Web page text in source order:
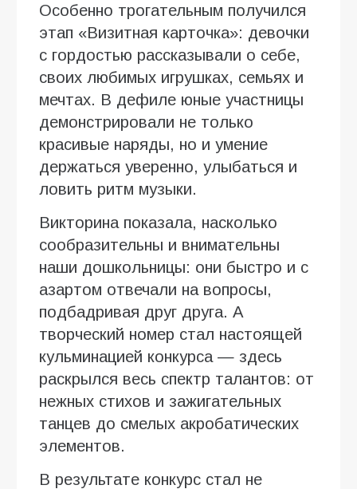
Особенно трогательным получился
этап «Визитная карточка»: девочки
с гордостью рассказывали о себе,
своих любимых игрушках, семьях и
мечтах. В дефиле юные участницы
демонстрировали не только
красивые наряды, но и умение
держаться уверенно, улыбаться и
ловить ритм музыки.
Викторина показала, насколько
сообразительны и внимательны
наши дошкольницы: они быстро и с
азартом отвечали на вопросы,
подбадривая друг друга. А
творческий номер стал настоящей
кульминацией конкурса — здесь
раскрылся весь спектр талантов: от
нежных стихов и зажигательных
танцев до смелых акробатических
элементов.
В результате конкурс стал не